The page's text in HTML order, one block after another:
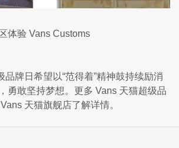
验 Vans Customs
品牌日希望以“范得着”精神鼓持续励消
勇敢坚持梦想。更多 Vans 天猫超级品
天猫旗舰店了解详情。